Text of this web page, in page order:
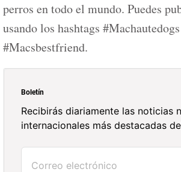
perros en todo el mundo. Puedes
usando los hashtags
#Macsbestfriend.
Boletín
Recibirás diariamente las noticias
internacionales más destacadas